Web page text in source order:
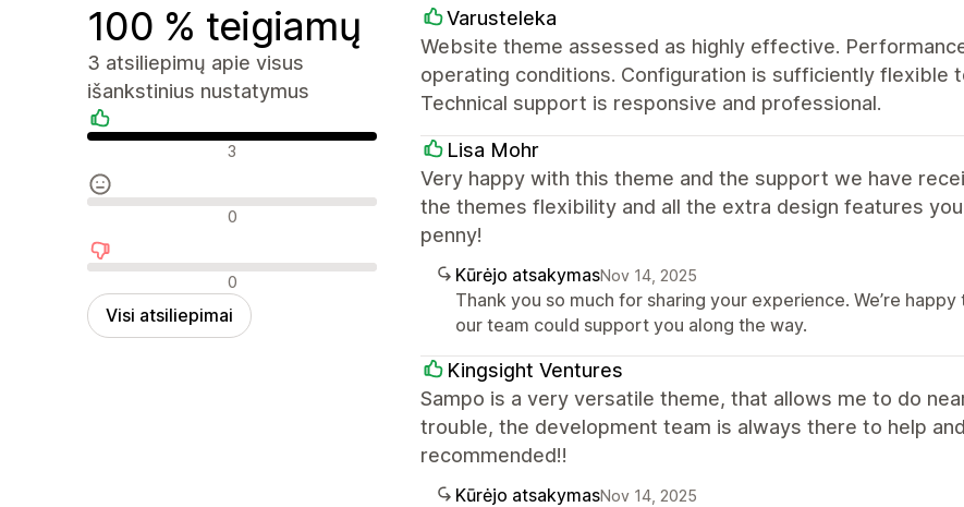
100 % teigiamų
3 atsiliepimų apie visus
išankstinius nustatymus
Teigiami atsiliepimai
3
Neutralūs atsiliepimai
0
Neigiami atsiliepimai
0
Visi atsiliepimai
Varusteleka
Website theme assessed as highly effective.
operating conditions. Configuration is sufficiently flexible
Technical support is responsive and professional.
Lisa Mohr
Very happy with this theme and the support we have
the themes flexibility and all the extra design features
penny!
Kūrėjo atsakymasNov 14, 2025
Thank you so much for sharing your experience. We’re
our team could support you along the way.
Kingsight Ventures
Sampo is a very versatile theme, that allows me to do
trouble, the development team is always there to help
recommended!!
Kūrėjo atsakymasNov 14, 2025